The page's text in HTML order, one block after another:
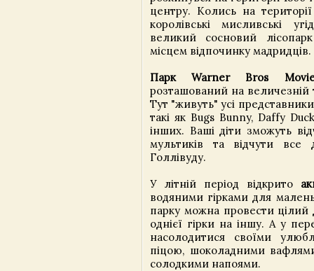
центру. Колись на
королівські мисливські
великий сосновий
місцем відпочинку мадридців.
Парк Warner Bros
розташований на величезній
Тут "живуть" усі
такі як Bugs Bunny, Daffy
інших. Ваші діти зможуть
мультиків та відчути все
Голлівуду.
У літній період відкрито
водяними гірками для
парку можна провести цілий
однієї гірки на іншу. А у
насолодитися своїми
піцою, шоколадними
солодкими напоями.